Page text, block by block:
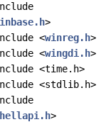
>
<winreg.h>
<wingdi.h>
<time.h>
<stdlib.h>
>